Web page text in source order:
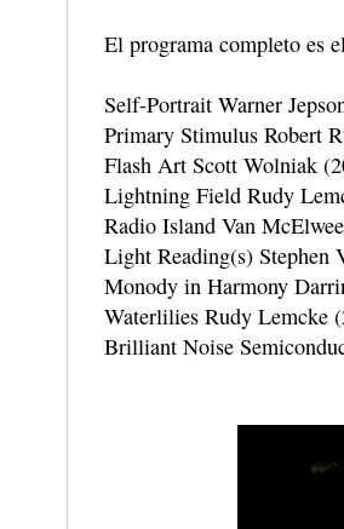
El programa completo es
Self-Portrait Warner
Primary Stimulus Robert
Flash Art Scott Wolniak
Lightning Field Rudy
Radio Island Van
Light Reading(s)
Monody in Harmony
Waterlilies Rudy Lemcke
Brilliant Noise